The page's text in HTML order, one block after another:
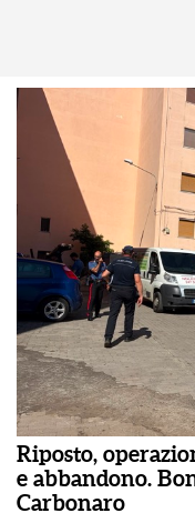
Riposto,
e abbandono.
Carbonaro